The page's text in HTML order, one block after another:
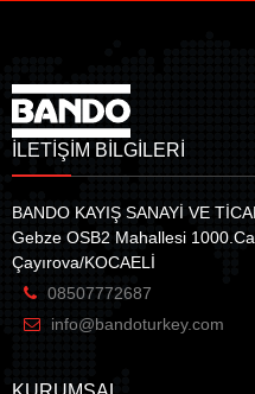
İLETİŞİM BİLGİLERİ
BANDO KAYIŞ SANAYİ VE
Gebze OSB2 Mahallesi
Çayırova/KOCAELİ
08507772687
info@bandoturkey.com